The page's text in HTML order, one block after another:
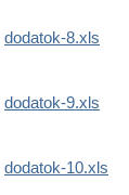
dodatok-8.xls
dodatok-9.xls
dodatok-10.xls